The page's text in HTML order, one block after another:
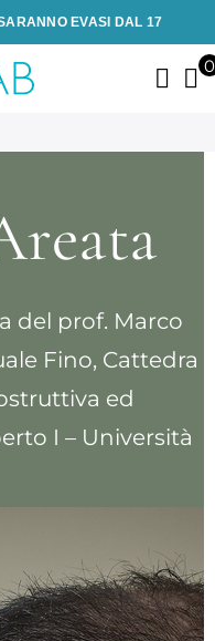
EVASI DAL 17
del prof. Marco
Fino, Cattedra
ed
I – Università